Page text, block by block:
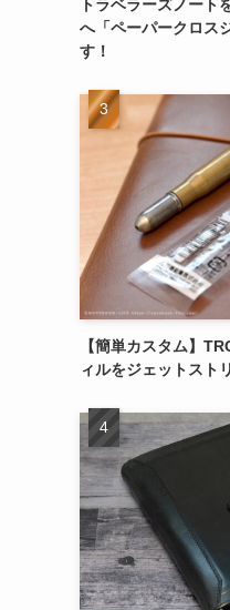
トラベラーズノート
へ「ペーパークロス
す！
【簡単カスタム】
ィルをジェットスト